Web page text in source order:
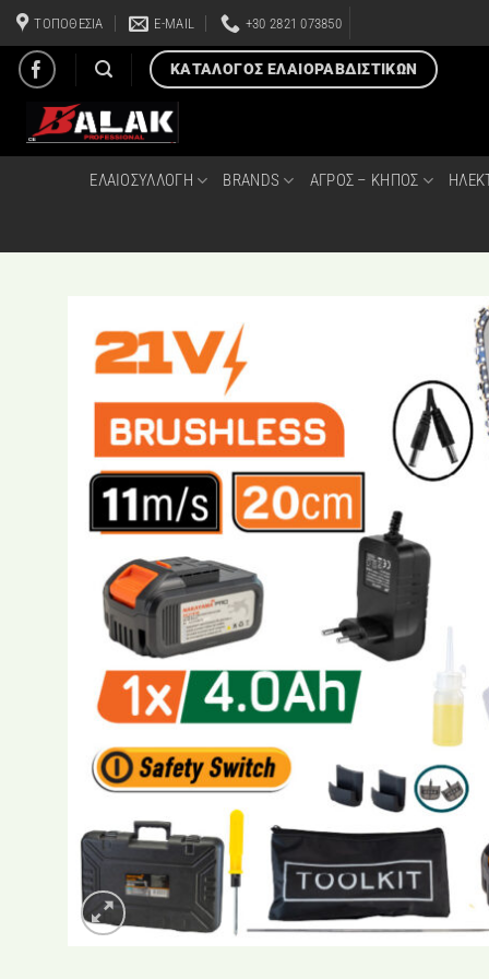
Μετάβαση
στο
περιεχόμενο
ΤΟΠΟΘΕΣΙΑ E-MAIL +30 2821 073850
ΚΑΤΑΛΟΓΟΣ ΕΛΑΙΟΡΑΒΔΙΣΤΙΚΩΝ
ΕΛΑΙΟΣΥΛΛΟΓΗ BRANDS ΑΓΡΟΣ – ΚΗΠΟΣ